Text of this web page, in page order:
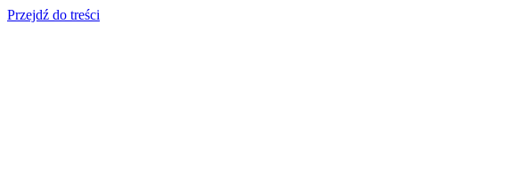
Przejdź do treści